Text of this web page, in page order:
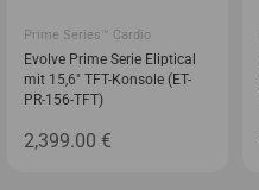
Prime Series™ Cardio
Evolve Prime Serie Eliptical
mit 15,6″ TFT-Konsole (ET-
PR-156-TFT)
2,399.00 €